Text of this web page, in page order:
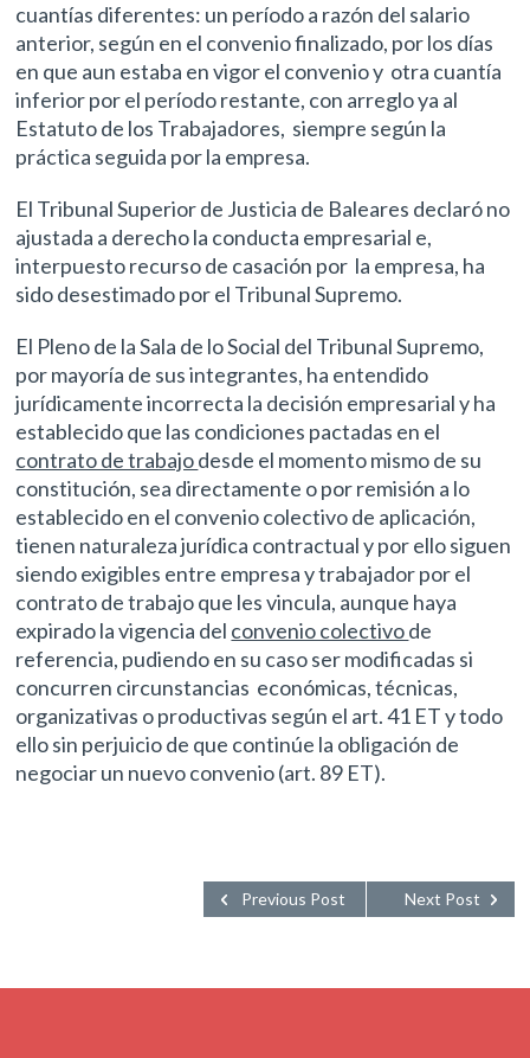
cuantías diferentes: un período a razón del salario
anterior, según en el convenio finalizado, por los días
en que aun estaba en vigor el convenio y otra cuantía
inferior por el período restante, con arreglo ya al
Estatuto de los Trabajadores, siempre según la
práctica seguida por la empresa.
El Tribunal Superior de Justicia de Baleares declaró no
ajustada a derecho la conducta empresarial e,
interpuesto recurso de casación por la empresa, ha
sido desestimado por el Tribunal Supremo.
El Pleno de la Sala de lo Social del Tribunal Supremo,
por mayoría de sus integrantes, ha entendido
jurídicamente incorrecta la decisión empresarial y ha
establecido que las condiciones pactadas en el
contrato de trabajodesde el momento mismo de su
constitución, sea directamente o por remisión a lo
establecido en el convenio colectivo de aplicación,
tienen naturaleza jurídica contractual y por ello siguen
siendo exigibles entre empresa y trabajador por el
contrato de trabajo que les vincula, aunque haya
expirado la vigencia del convenio colectivode
referencia, pudiendo en su caso ser modificadas si
concurren circunstancias económicas, técnicas,
organizativas o productivas según el art. 41 ET y todo
ello sin perjuicio de que continúe la obligación de
negociar un nuevo convenio (art. 89 ET).
Next Post
Previous Post